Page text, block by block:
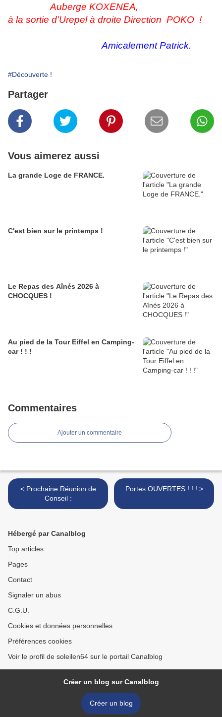
Auberge KOXENEA,
à la sortie d'Urepel à droite Direction POKO !
Amicalement Patrick.
#Découverte !
Partager
Vous aimerez aussi
La grande Loge de FRANCE.
C'est bien sur le printemps !
Le Repas des Aînés 2026 à
CHOCQUES !
Au pied de la Tour Eiffel en Camping-
car ! ! !
Commentaires
Ajouter un commentaire
< Prochaine Réunion de
Conseil :
Portes OUVERTES ! ! ! >
Hébergé par Canalblog
Top articles
Pages
Contact
Signaler un abus
C.G.U.
Cookies et données personnelles
Préférences cookies
Voir le profil de soleilen64 sur le portail Canalblog
Créer un blog sur Canalblog
Créer un blog